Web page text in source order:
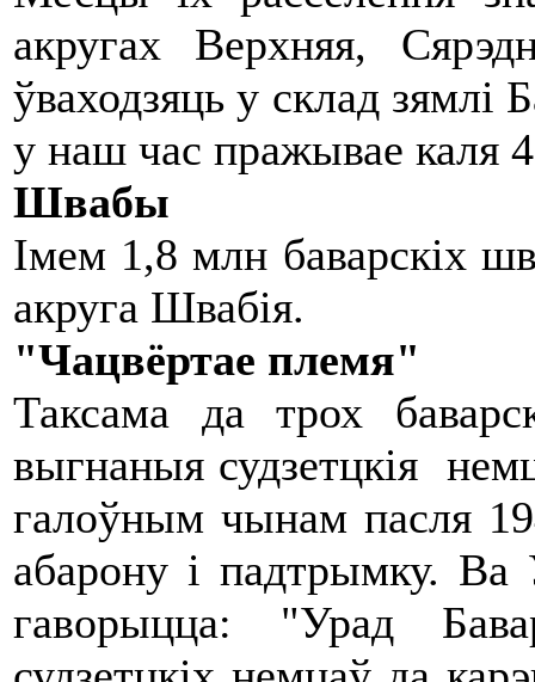
акругах Верхняя,
ўваходзяць у склад зямлі
у наш час пражывае каля
Швабы
Імем 1,8 млн баварскіх
акруга Швабія.
"Чацвёртае племя"
Таксама да трох
выгнаныя судзетцкія
галоўным чынам пасля
абарону і падтрымку. Ва
гаворыцца: "Урад